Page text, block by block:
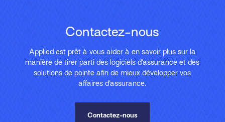
Contactez-nous
Applied est prêt à vous aider à en savoir plus sur la
manière de tirer parti des logiciels d’assurance et des
solutions de pointe afin de mieux développer vos
affaires d’assurance.
Contactez-nous